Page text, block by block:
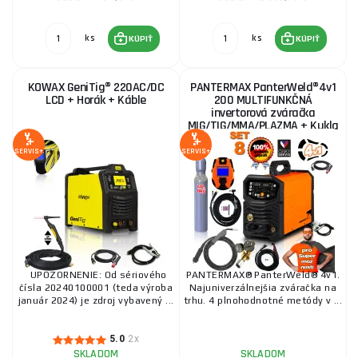
u dodávateľa 1 043,50 €
KOWAX GeniWeld®5v1 200 SET 1
SKLADOM ks KÚPIŤ 2 755,90 €
Invertor Jasic TIG 315P AC/DC E202 digital + Horák
+ káble
SKLADOM u dodávateľa
KÚPIŤ 1 483,90 €
ks KÚPIŤ ks KÚPIŤ
KOWAX GeniTig® 220AC/DC
LCD + Horák + Káble
SERVIS+
UPOZORNENIE: Od sériového
čísla 20240100001 (teda výroba
január 2024) je zdroj vybavený ...
5.0 2x
SKLADOM
PANTERMAX PanterWeld®4v1
200 MULTIFUNKČNÁ
invertorová zváračka
MIG/TIG/MMA/PLAZMA + Kukla
+ Red. Ventil + plná Co2...
SERVIS+
PANTERMAX® PanterWeld® 4v1.
Najuniverzálnejšia zváračka na
trhu. 4 plnohodnotné metódy v ...
SKLADOM